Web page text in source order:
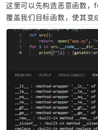
这里可以先构造恶意函数，
覆盖我们目标函数，使其变